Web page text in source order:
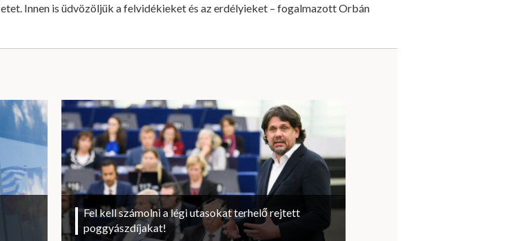
Innen is üdvözöljük a felvidékieket és az erdélyieket – fogalmazott Orbán
Fel kell számolni a légi utasokat terhelő rejtett
poggyászdíjakat!